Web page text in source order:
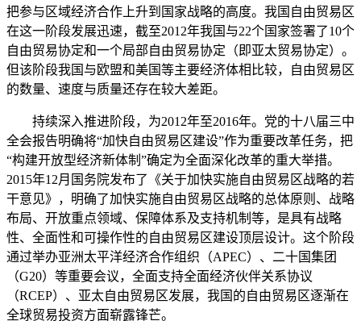
把参与区域经济合作上升到国家战略的高度。我国自由贸易区
在这一阶段发展迅速，截至2012年我国与22个国家签署了10个
自由贸易协定和一个局部自由贸易协定（即亚太贸易协定）。
但该阶段我国与欧盟和美国等主要经济体相比较，自由贸易区
的数量、速度与质量还存在较大差距。
持续深入推进阶段，为2012年至2016年。党的十八届三中
全会报告明确将“加快自由贸易区建设”作为重要改革任务，把
“构建开放型经济新体制”确定为全面深化改革的重大举措。
2015年12月国务院发布了《关于加快实施自由贸易区战略的若
干意见》，明确了加快实施自由贸易区战略的总体原则、战略
布局、开放重点领域、保障体系及支持机制等，是具有战略
性、全面性和可操作性的自由贸易区建设顶层设计。这个阶段
通过举办亚洲太平洋经济合作组织（APEC）、二十国集团
（G20）等重要会议，全面支持全面经济伙伴关系协议
（RCEP）、亚太自由贸易区发展，我国的自由贸易区逐渐在
全球贸易投资方面崭露锋芒。